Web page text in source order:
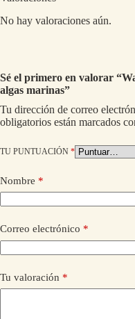
No hay valoraciones aún.
Sé el primero en valorar
algas marinas”
Tu dirección de correo
obligatorios están marcados
TU PUNTUACIÓN *
Nombre *
Correo electrónico *
Tu valoración *